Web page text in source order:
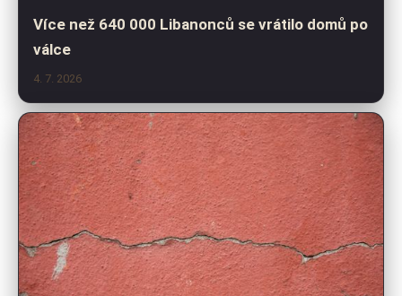
Více než 640 000 Libanonců se vrátilo domů po
válce
4. 7. 2026